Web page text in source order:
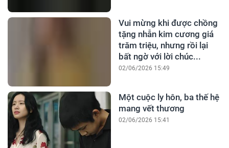
Vui mừng khi được chồng
tặng nhẫn kim cương giá
trăm triệu, nhưng rồi lại
bất ngờ với lời chúc...
02/06/2026 15:49
Một cuộc ly hôn, ba thế hệ
mang vết thương
02/06/2026 15:41